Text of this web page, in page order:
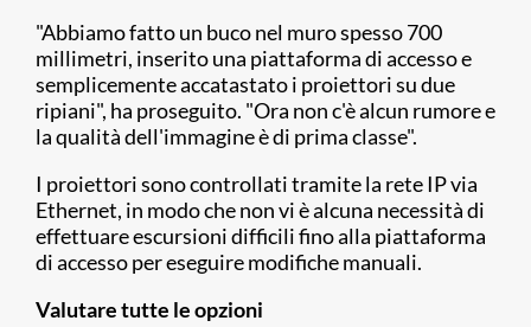
"Abbiamo fatto un buco nel muro spesso 700
millimetri, inserito una piattaforma di accesso e
semplicemente accatastato i proiettori su due
ripiani", ha proseguito. "Ora non c'è alcun rumore e
la qualità dell'immagine è di prima classe".
I proiettori sono controllati tramite la rete IP via
Ethernet, in modo che non vi è alcuna necessità di
effettuare escursioni difficili fino alla piattaforma
di accesso per eseguire modifiche manuali.
Valutare tutte le opzioni